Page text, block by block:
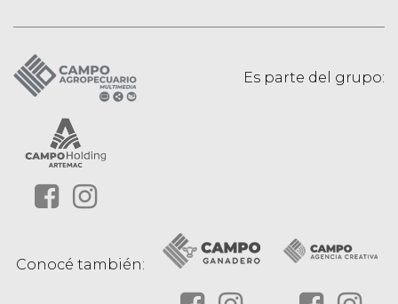
Es parte del grupo:
Conocé también: